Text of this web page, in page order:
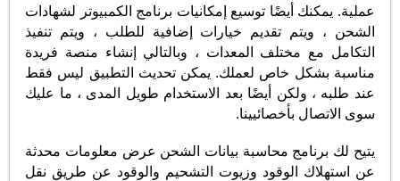
عملية. يمكنك أيضًا توسيع إمكانيات برنامج الكمبيوتر لشهادات
الشحن ، ويتم تقديم خيارات إضافية للطلب ، ويتم تنفيذ
التكامل مع مختلف المعدات ، وبالتالي إنشاء منصة فريدة
مناسبة بشكل خاص لعملك. يمكن تحديث التطبيق ليس فقط
عند طلبه ، ولكن أيضًا بعد الاستخدام طويل المدى ، ما عليك
سوى الاتصال بأخصائيينا.
يتيح لك برنامج محاسبة بيانات الشحن عرض معلومات محدثة
عن استهلاك الوقود وزيوت التشحيم والوقود عن طريق نقل